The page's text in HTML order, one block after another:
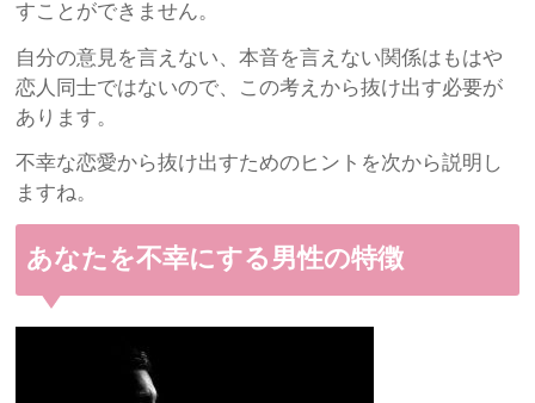
すことができません。
自分の意見を言えない、本音を言えない関係はもはや
恋人同士ではないので、この考えから抜け出す必要が
あります。
不幸な恋愛から抜け出すためのヒントを次から説明し
ますね。
あなたを不幸にする男性の特徴